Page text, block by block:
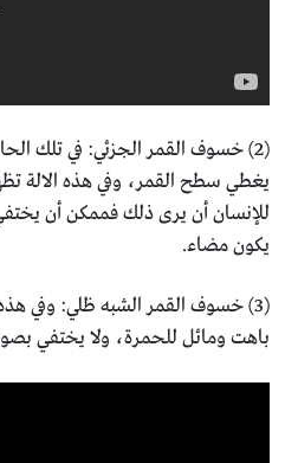
(2) خسوف القمر الجزئي: في تلك
يغطي سطح القمر، وفي هذه الالة
للإنسان أن يرى ذلك فممكن أن
يكون مضاء.
(3) خسوف القمر الشبه ظلي: وفي
باهت ومائل للحمرة، ولا يختفي